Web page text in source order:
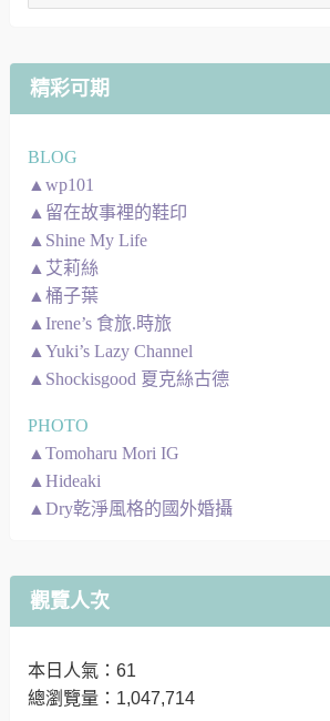
精彩可期
BLOG
▲wp101
▲留在故事裡的鞋印
▲Shine My Life
▲艾莉絲
▲桶子葉
▲Irene’s 食旅.時旅
▲Yuki’s Lazy Channel
▲Shockisgood 夏克絲古德
PHOTO
▲Tomoharu Mori IG
▲Hideaki
▲Dry乾淨風格的國外婚攝
觀覽人次
本日人氣：61
總瀏覽量：1,047,714